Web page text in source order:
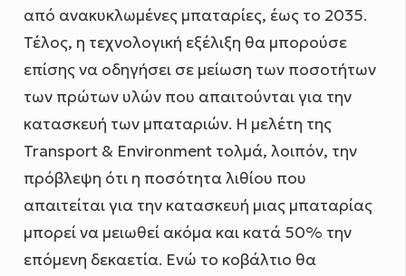
από ανακυκλωμένες μπαταρίες, έως το 2035.
Τέλος, η τεχνολογική εξέλιξη θα μπορούσε
επίσης να οδηγήσει σε μείωση των ποσοτήτων
των πρώτων υλών που απαιτούνται για την
κατασκευή των μπαταριών. Η μελέτη της
Transport & Environment τολμά, λοιπόν, την
πρόβλεψη ότι η ποσότητα λιθίου που
απαιτείται για την κατασκευή μιας μπαταρίας
μπορεί να μειωθεί ακόμα και κατά 50% την
επόμενη δεκαετία. Ενώ το κοβάλτιο θα